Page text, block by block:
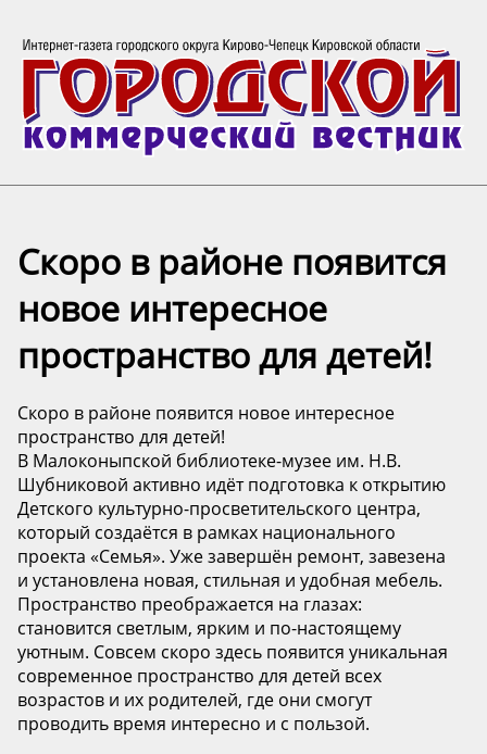
Скоро в районе появится
новое интересное
пространство для детей!
Скоро в районе появится новое интересное
пространство для детей!
В Малоконыпской библиотеке-музее им. Н.В.
Шубниковой активно идёт подготовка к открытию
Детского культурно-просветительского центра,
который создаётся в рамках национального
проекта «Семья». Уже завершён ремонт, завезена
и установлена новая, стильная и удобная мебель.
Пространство преображается на глазах:
становится светлым, ярким и по-настоящему
уютным. Совсем скоро здесь появится уникальная
современное пространство для детей всех
возрастов и их родителей, где они смогут
проводить время интересно и с пользой.